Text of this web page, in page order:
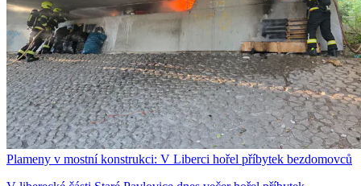
Plameny v mostní konstrukci: V Liberci hořel příbytek bezdomovců